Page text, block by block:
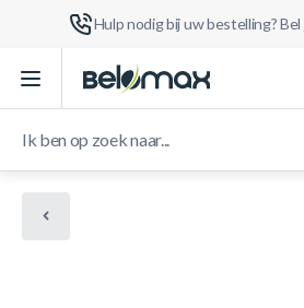
Hulp nodig bij uw bestelling? Bel
Ga naar de inhoud